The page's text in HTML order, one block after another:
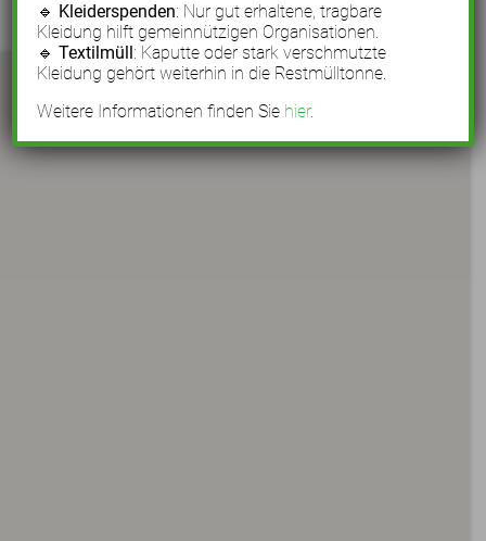
🔹 Kleiderspenden: Nur gut erhaltene, tragbare
Kleidung hilft gemeinnützigen Organisationen.
🔹Textilmüll: Kaputte oder stark verschmutzte
Kleidung gehört weiterhin in die Restmülltonne.
Weitere Informationen finden Sie hier.